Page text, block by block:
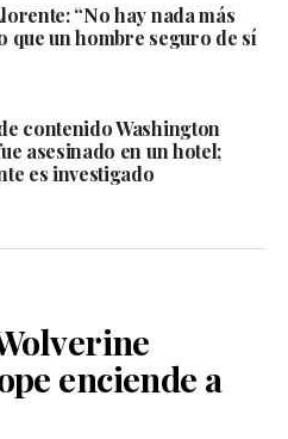
“No hay nada más
que un hombre seguro de sí
contenido Washington
asesinado en un hotel;
es investigado
enciende a